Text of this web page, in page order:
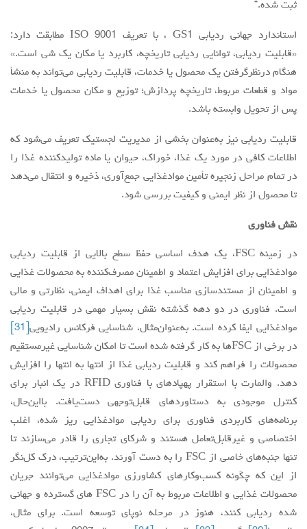
ثبت شده.”
استاندارد جهانی ردیابی GS1 ، با تعریف ISO 9001 مطابقت دارد:
«قابلیت ردیابی، توانایی ردیابی تاریخچه، کاربرد یا مکان یک شی است.»
هنگام درنظرگرفتن یک محصول یا خدمات، قابلیت ردیابی می‌تواند به منشأ
مواد و قطعات مربوط، تاریخچه پردازش؛ توزیع و مکان محصول یا خدمات
پس از تحویل وابسته باشد.
قابلیت ردیابی نیز به‌عنوان بخشی از مدیریت لجستیک تعریف می‌شود که
اطلاعات کافی در مورد یک غذا، خوراک، حیوان یا ماده ‌تولیدکننده غذا را
در تمام مراحل زنجیره تأمین موادغذایی جمع‌آوری، ذخیره و انتقال می‌دهد
تا محصول از نظر ایمنی و کیفیت بررسی شود.
نقش فناوری
در زمینه FSC، یک هدف اساسی حفظ سطح بالایی از قابلیت ردیابی
موادغذایی برای افزایش اعتماد و اطمینان ‌مصرف‌کننده به محصولات غذایی
و اطمینان از مستندسازی مناسب غذا برای اهداف ایمنی، نظارتی و مالی
است. فناوری در دو دهه گذشته نقش بسیار مهمی در قابلیت ردیابی
موادغذایی ایفا کرده است. به‌عنوان‌مثال، شناسایی فرکانس رادیویی
در برخی از FSCها به کار گرفته شده است تا امکان شناسایی غیرمستقیم
محصولات را فراهم کند و قابلیت ردیابی غذا از انتها به انتها را افزایش
دهد. والمارت با استقرار پهپادهای با فناوری RFID در یک انبار برای
کنترل موجودی به دستاوردهای قابل‌توجهی دست‌یافت. بااین‌حال،
برنامه‌های کاربردی فناوری برای ردیابی موادغذایی ریز شده، اغلب
اختصاصی و غیرقابل‌تعامل هستند و شرکای تجاری را قادر می‌سازند تا
تنها جنبه‌های خاصی از FSC را به دست آورند. به‌این‌ترتیب، درک کل‌نگر
از این که چگونه کسب‌وکارهای کشاورزی موادغذایی می‌توانند جریان
محصولات غذایی و اطلاعات مربوط به آن را در FSC ‌های گسترده و جهانی
شده ردیابی کنند، هنوز در مرحله نوپای توسعه است. برای مثال،